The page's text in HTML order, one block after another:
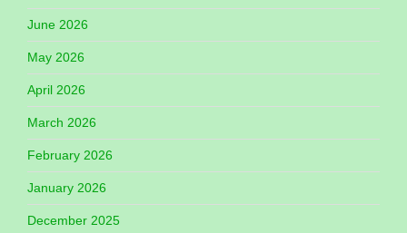
June 2026
May 2026
April 2026
March 2026
February 2026
January 2026
December 2025